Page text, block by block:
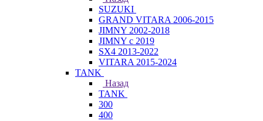
SUZUKI
GRAND VITARA 2006-2015
JIMNY 2002-2018
JIMNY с 2019
SX4 2013-2022
VITARA 2015-2024
TANK
Назад
TANK
300
400